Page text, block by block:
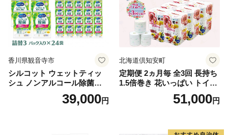
香川県観音寺市
シルコット ウェットティッ
シュ ノンアルコール除菌詰
替（43枚×3P）×24袋 日用品
おもちゃ 拭き取り 手拭き 外
39,000円
北海道倶知安町
定期便 2ヵ月毎 全3回 長持ち
1.5倍巻き 花いっぱい トイレ
ットペーパー ダブル 45ｍ 計
72ロール 全18種 花柄 プリン
ー 消耗品 備蓄 送料無料 北海
51,000円